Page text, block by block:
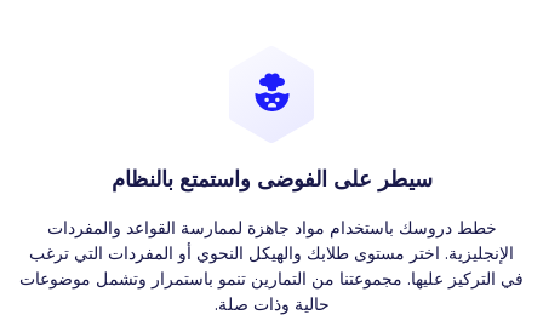
سيطر على الفوضى واستمتع بالنظام
خطط دروسك باستخدام مواد جاهزة لممارسة القواعد والمفردات
الإنجليزية. اختر مستوى طلابك والهيكل النحوي أو المفردات التي ترغب
في التركيز عليها. مجموعتنا من التمارين تنمو باستمرار وتشمل موضوعات
حالية وذات صلة.